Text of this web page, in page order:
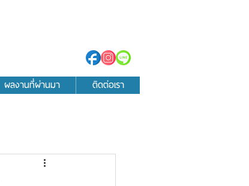
ผลงานที่ผ่านมา ติดต่อเรา